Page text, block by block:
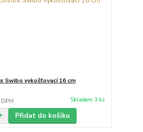
Swibo vykošťovací 16 cm
Skladem 3 ks
Přidat do košíku